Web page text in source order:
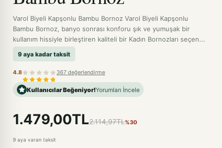
Varol Biyeli Kapşonlu Bambu Bornoz Varol Biyeli Kapşonlu
Bambu Bornoz, banyo sonrası konforu şık ve yumuşak bir
kullanım hissiyle birleştiren kaliteli bir Kadın Bornozları seçen...
9 aya kadar taksit
4.8 367 değerlendirme
Kullanıcılar Beğeniyor!Yorumları İncele
1.479,00TL2.114,97TL%30
9 aya varan taksit